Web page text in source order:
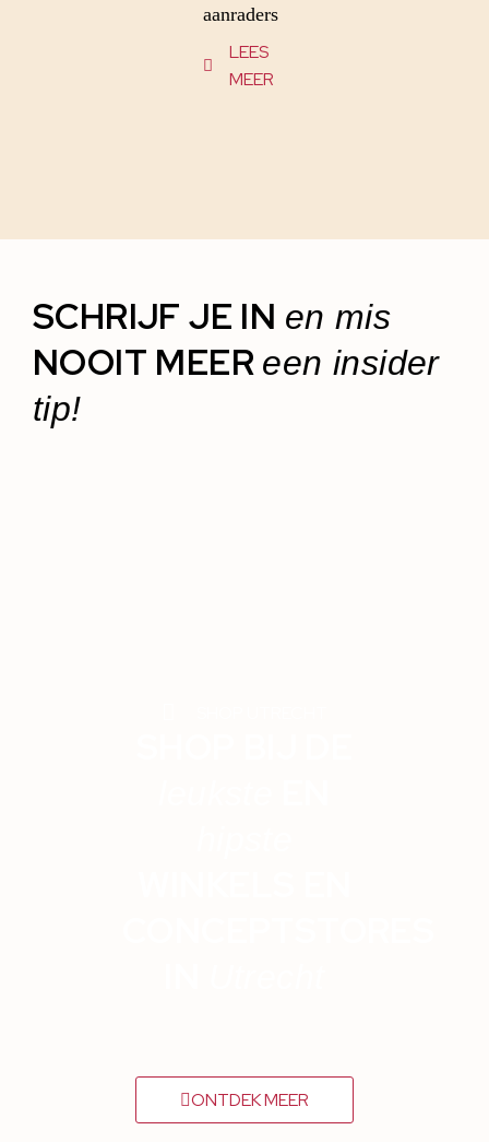
aanraders
LEES
MEER
SCHRIJF JE IN en mis
NOOIT MEER een insider
tip!
ONTDEK MEER